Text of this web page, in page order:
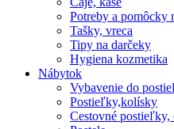
Potreby a pomôcky
Tašky, vreca
Tipy na darčeky
Hygiena kozmetika
Nábytok
Vybavenie do
Postieľky,kolísky
Cestovné postieľky,